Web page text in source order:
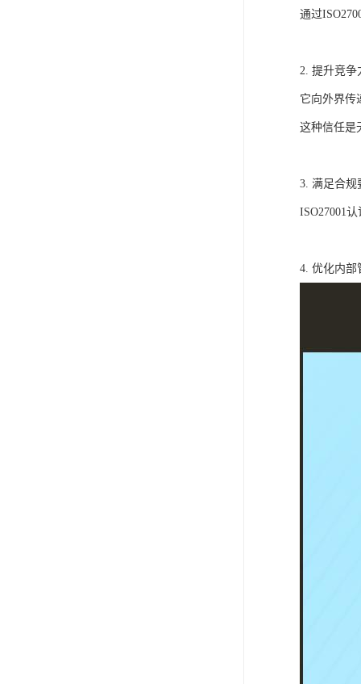
通过
2. 提升竞争
它向外界传
这种信任是
3. 满足合规
ISO27001
4. 优化内部